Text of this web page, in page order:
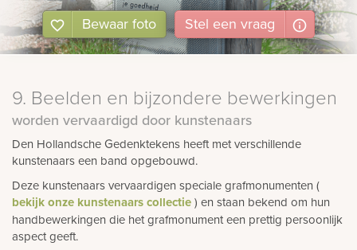
Bewaar foto Stel een vraag
9. Beelden en bijzondere bewerkingen
worden vervaardigd door kunstenaars
Den Hollandsche Gedenktekens heeft met verschillende
kunstenaars een band opgebouwd.
Deze kunstenaars vervaardigen speciale grafmonumenten (
bekijk onze kunstenaars collectie) en staan bekend om hun
handbewerkingen die het grafmonument een prettig persoonlijk
aspect geeft.